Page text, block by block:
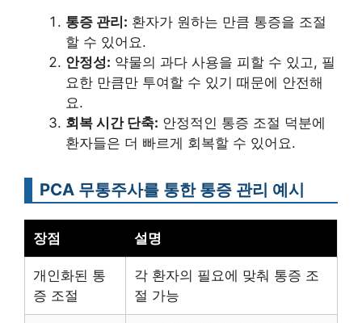
통증 관리: 환자가 원하는 만큼 통증을 조절
할 수 있어요.
안정성: 약물의 과다 사용을 피할 수 있고, 필
요한 만큼만 투여할 수 있기 때문에 안전해
요.
회복 시간 단축: 안정적인 통증 조절 덕분에
환자들은 더 빠르게 회복할 수 있어요.
PCA 무통주사를 통한 통증 관리 예시
장점 설명
개인화된 통
증 조절
각 환자의 필요에 맞춰 통증 조
절 가능